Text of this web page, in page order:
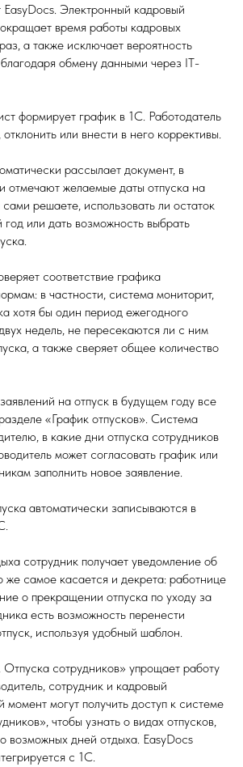
Электронный кадровый
время работы кадровых
а также исключает вероятность
обмену данными через IT-
формирует график в 1С. Работодатель
или внести в него коррективы.
рассылает документ, в
отмечают желаемые даты отпуска на
решаете, использовать ли остаток
год или дать возможность выбрать
соответствие графика
в частности, система мониторит,
хотя бы один период ежегодного
недель, не пересекаются ли с ним
а также сверяет общее количество
на отпуск в будущем году все
«График отпусков». Система
в какие дни отпуска сотрудников
может согласовать график или
заполнить новое заявление.
автоматически записываются в
сотрудник получает уведомление об
же самое касается и декрета: работнице
о прекращении отпуска по уходу за
есть возможность перенести
используя удобный шаблон.
сотрудников» упрощает работу
сотрудник и кадровый
момент могут получить доступ к системе
чтобы узнать о видах отпусков,
возможных дней отдыха. EasyDocs
с 1С.